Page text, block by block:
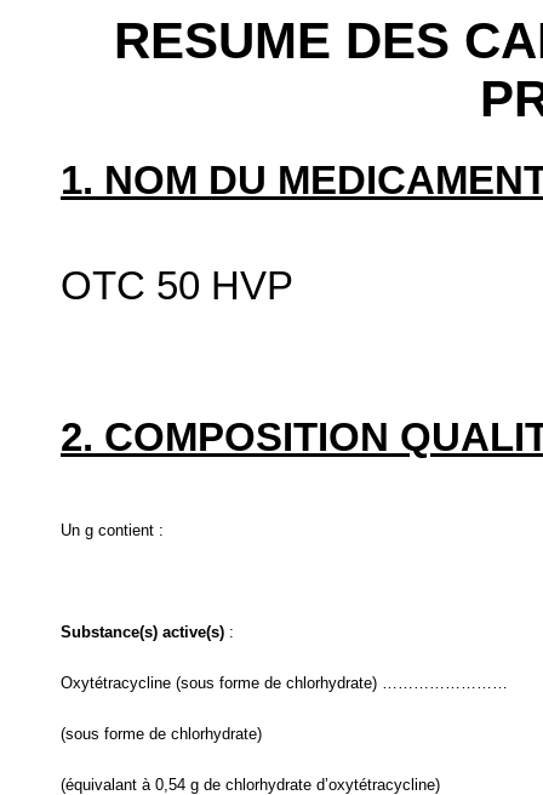
RESUME DES
1. NOM DU
OTC 50 HVP
2. COMPOSITION
Un g contient :
Substance(s) active(s) :
Oxytétracycline (sous forme de chlorhydrate) ……………………
(sous forme de chlorhydrate)
(équivalant à 0,54 g de chlorhydrate d’oxytétracycline)